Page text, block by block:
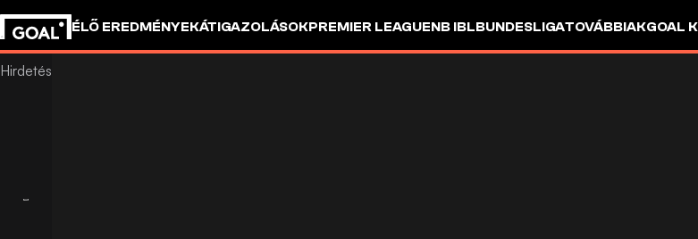
ÉLŐ EREDMÉNYEKÁTIGAZOLÁSOKPREMIER LEAGUENB IBLBUNDESLIGATOVÁBBIAKGOAL